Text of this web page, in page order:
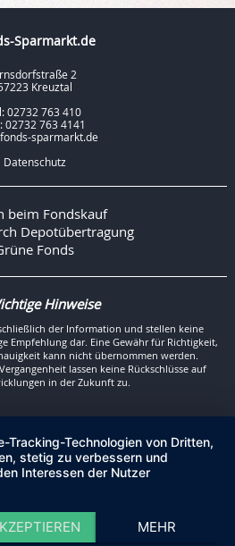
Sparmarkt.de
2
Kreuztal
02732 763 410
02732 763 4141
sparmarkt.de
Datenschutz
beim Fondskauf
Depotübertragung
Fonds
Hinweise
der Information und stellen keine
Empfehlung dar. Eine Gewähr für Richtigkeit,
kann nicht übernommen werden.
lassen keine Rückschlüsse auf
in der Zukunft zu.
Tracking-Technologien von Dritten,
stetig zu verbessern und
Interessen der Nutzer
MEHR